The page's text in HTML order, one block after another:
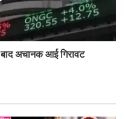
अचानक आई गिरावट